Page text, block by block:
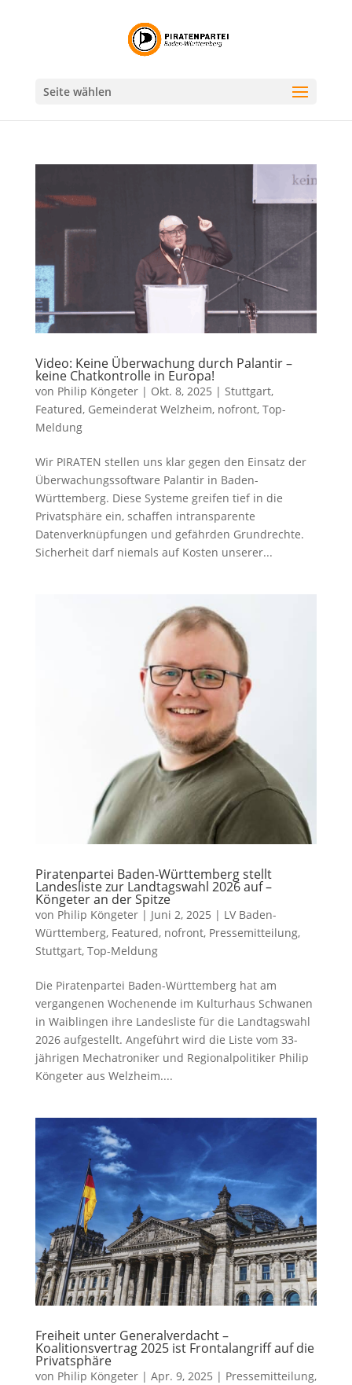
Seite wählen
Video: Keine Überwachung durch Palantir –
keine Chatkontrolle in Europa!
von Philip Köngeter| Okt. 8, 2025 | Stuttgart,
Featured, Gemeinderat Welzheim, nofront, Top-
Meldung
Wir PIRATEN stellen uns klar gegen den Einsatz der
Überwachungssoftware Palantir in Baden-
Württemberg. Diese Systeme greifen tief in die
Privatsphäre ein, schaffen intransparente
Datenverknüpfungen und gefährden Grundrechte.
Sicherheit darf niemals auf Kosten unserer...
Piratenpartei Baden-Württemberg stellt
Landesliste zur Landtagswahl 2026 auf –
Köngeter an der Spitze
von Philip Köngeter| Juni 2, 2025 | LV Baden-
Württemberg, Featured, nofront, Pressemitteilung,
Stuttgart, Top-Meldung
Die Piratenpartei Baden-Württemberg hat am
vergangenen Wochenende im Kulturhaus Schwanen
in Waiblingen ihre Landesliste für die Landtagswahl
2026 aufgestellt. Angeführt wird die Liste vom 33-
jährigen Mechatroniker und Regionalpolitiker Philip
Köngeter aus Welzheim....
Freiheit unter Generalverdacht –
Koalitionsvertrag 2025 ist Frontalangriff auf die
Privatsphäre
von Philip Köngeter| Apr. 9, 2025 | Pressemitteilung,